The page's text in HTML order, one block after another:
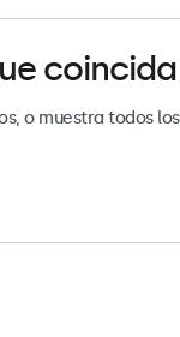
o muestra todos los